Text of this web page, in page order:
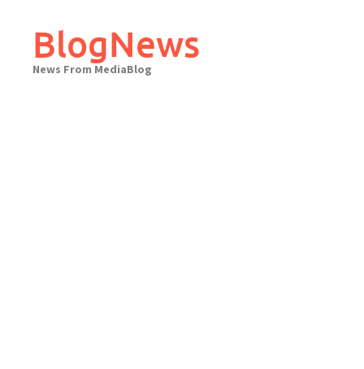
contentBlogNews
News From MediaBlog